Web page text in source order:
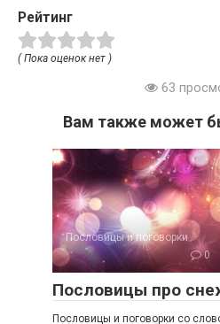
Рейтинг
( Пока оценок нет )
63
Вам также может
Пословицы и поговорки
0
Пословицы про
Пословицы и поговорки со